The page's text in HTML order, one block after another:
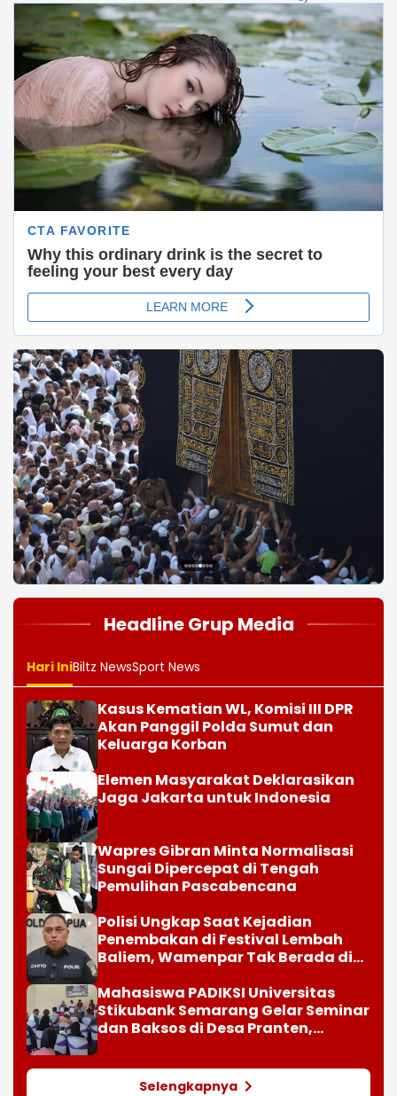
12345678
Headline Grup Media
Hari IniBiltz NewsSport News
Kasus Kematian WL, Komisi III DPR
Akan Panggil Polda Sumut dan
Keluarga Korban
Elemen Masyarakat Deklarasikan
Jaga Jakarta untuk Indonesia
Wapres Gibran Minta Normalisasi
Sungai Dipercepat di Tengah
Pemulihan Pascabencana
Polisi Ungkap Saat Kejadian
Penembakan di Festival Lembah
Baliem, Wamenpar Tak Berada di
Mahasiswa PADIKSI Universitas
Stikubank Semarang Gelar Seminar
dan Baksos di Desa Pranten,
Selengkapnya